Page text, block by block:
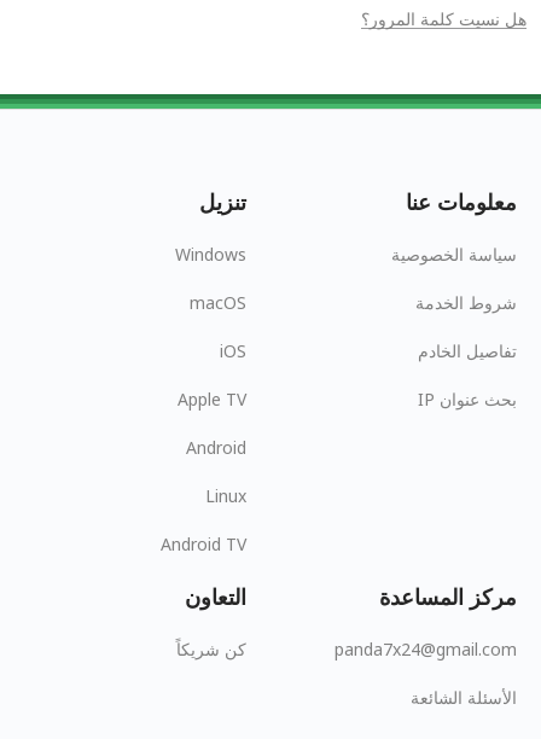
هل نسيت كلمة المرور؟
معلومات عنا
سياسة الخصوصية
شروط الخدمة
تفاصيل الخادم
بحث عنوان IP
تنزيل
Windows
macOS
iOS
Apple TV
Android
Linux
Android TV
مركز المساعدة
panda7x24@gmail.com
الأسئلة الشائعة
التعاون
كن شريكاً